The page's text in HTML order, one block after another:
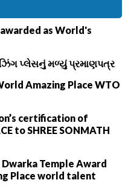
as World's
પ્લેસનું મળ્યું પ્રમાણપત્ર
Amazing Place WTO
certification of
to SHREE SONMATH
Temple Award
Place world talent